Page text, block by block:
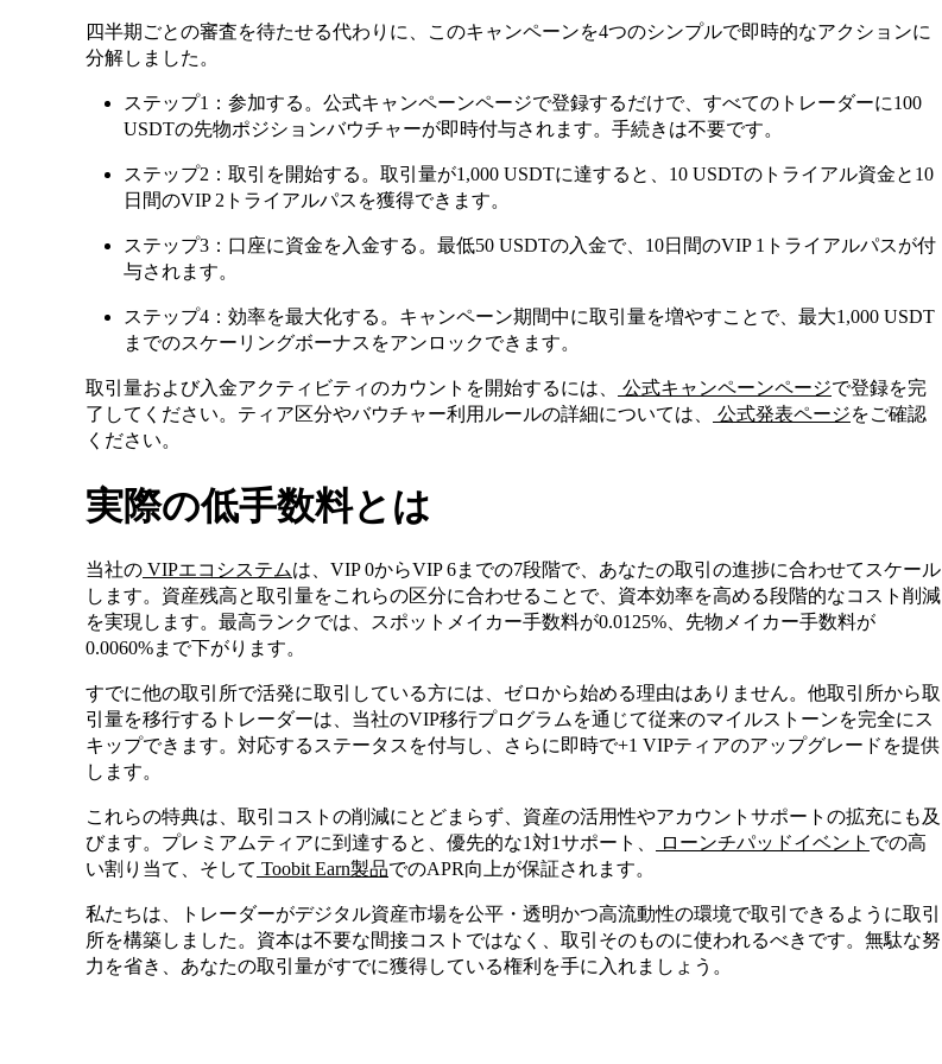
四半期ごとの審査を待たせる代わりに、このキャンペーンを4つのシンプルで即時的なアクションに
分解しました。
ステップ1：参加する。公式キャンペーンページで登録するだけで、すべてのトレーダーに100
USDTの先物ポジションバウチャーが即時付与されます。手続きは不要です。
ステップ2：取引を開始する。取引量が1,000 USDTに達すると、10 USDTのトライアル資金と10
日間のVIP 2トライアルパスを獲得できます。
ステップ3：口座に資金を入金する。最低50 USDTの入金で、10日間のVIP 1トライアルパスが付
与されます。
ステップ4：効率を最大化する。キャンペーン期間中に取引量を増やすことで、最大1,000 USDT
までのスケーリングボーナスをアンロックできます。
取引量および入金アクティビティのカウントを開始するには、 公式キャンペーンページで登録を完
了してください。ティア区分やバウチャー利用ルールの詳細については、
公式発表ページをご確認
ください。
実際の低手数料とは
当社の VIPエコシステムは、VIP 0からVIP 6までの7段階で、あなたの取引の進捗に合わせてスケール
します。資産残高と取引量をこれらの区分に合わせることで、資本効率を高める段階的なコスト削減
を実現します。最高ランクでは、スポットメイカー手数料が0.0125%、先物メイカー手数料が
0.0060%まで下がります。
すでに他の取引所で活発に取引している方には、ゼロから始める理由はありません。他取引所から取
引量を移行するトレーダーは、当社のVIP移行プログラムを通じて従来のマイルストーンを完全にス
キップできます。対応するステータスを付与し、さらに即時で+1 VIPティアのアップグレードを提供
します。
これらの特典は、取引コストの削減にとどまらず、資産の活用性やアカウントサポートの拡充にも及
びます。プレミアムティアに到達すると、優先的な1対1サポート、
ローンチパッドイベント での高
い割り当て、そして Toobit Earn製品でのAPR向上が保証されます。
私たちは、トレーダーがデジタル資産市場を公平・透明かつ高流動性の環境で取引できるように取引
所を構築しました。資本は不要な間接コストではなく、取引そのものに使われるべきです。無駄な努
力を省き、あなたの取引量がすでに獲得している権利を手に入れましょう。